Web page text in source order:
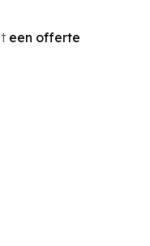
een offerte